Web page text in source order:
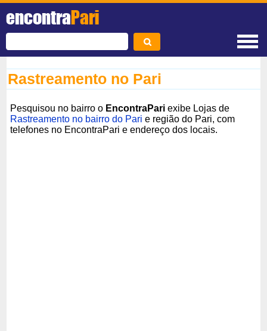
encontraPari
Rastreamento no Pari
Pesquisou no bairro o EncontraPari exibe Lojas de
Rastreamento no bairro do Pari e região do Pari, com
telefones no EncontraPari e endereço dos locais.